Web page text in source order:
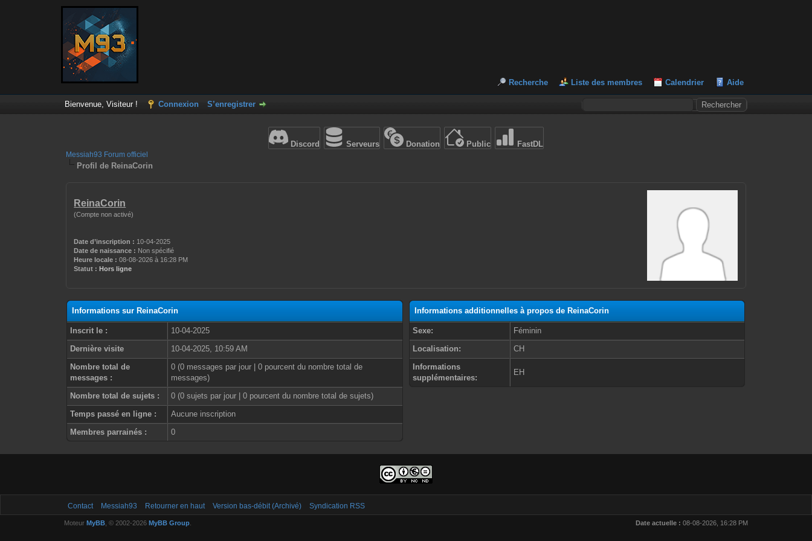
Recherche Liste des membres Calendrier Aide
Bienvenue, Visiteur ! Connexion S’enregistrer
Discord Serveurs Donation Public FastDL
Messiah93 Forum officiel
Profil de ReinaCorin
ReinaCorin
(Compte non activé)
Date d’inscription : 10-04-2025
Date de naissance : Non spécifié
Heure locale : 08-08-2026 à 16:28 PM
Statut : Hors ligne
Informations sur ReinaCorin
Inscrit le :
10-04-2025
Dernière visite
10-04-2025, 10:59 AM
Nombre total de
messages :
0 (0 messages par jour | 0 pourcent du nombre total de
messages)
Nombre total de sujets :
0 (0 sujets par jour | 0 pourcent du nombre total de sujets)
Temps passé en ligne :
Aucune inscription
Membres parrainés :
0
Informations additionnelles à propos de ReinaCorin
Sexe:
Féminin
Localisation:
CH
Informations
supplémentaires:
EH
Contact Messiah93 Retourner en haut Version bas-débit (Archivé) Syndication RSS
Date actuelle : 08-08-2026, 16:28 PM
Moteur MyBB, © 2002-2026 MyBB Group.